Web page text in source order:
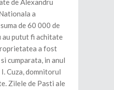
de Alexandru
a
de 60 000 de
au putut fi achitate
a fost
cumparata, in anul
Cuza, domnitorul
Zilele de Pasti ale